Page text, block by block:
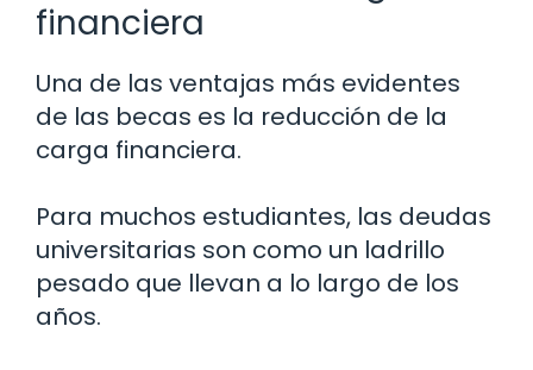
financiera
Una de las ventajas más evidentes
de las becas es la reducción de la
carga financiera.
Para muchos estudiantes, las deudas
universitarias son como un ladrillo
pesado que llevan a lo largo de los
años.